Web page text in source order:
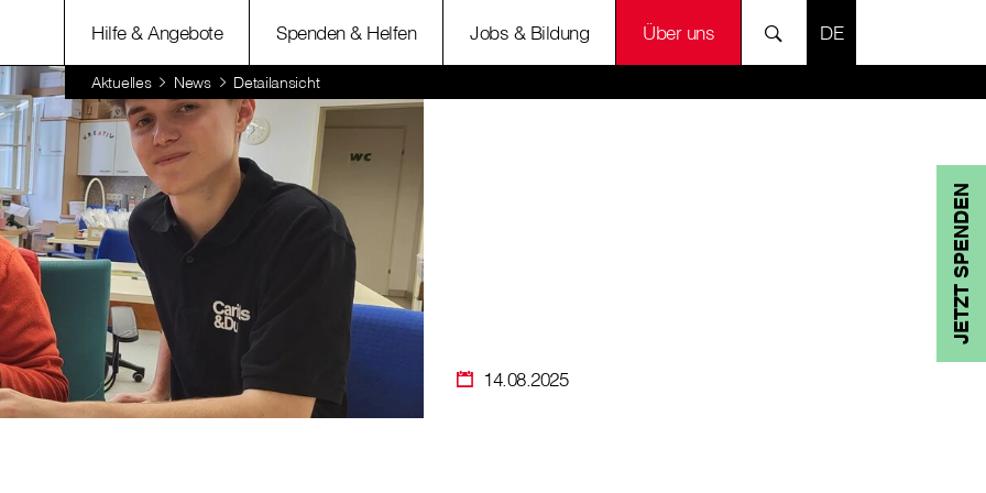
Hilfe & Angebote Spenden & Helfen Jobs & Bildung Über uns SPRACHE
Aktuelles News Detailansicht
JETZT SPENDEN
14.08.2025